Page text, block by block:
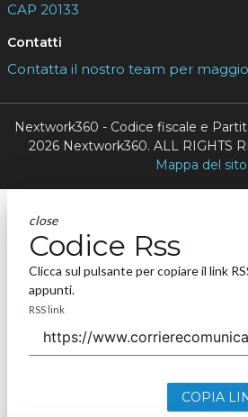
CAP 20133
Contatti
Contatta il nostro team per
Nextwork360 - Codice fiscale e
2026 Nextwork360. ALL RIGHTS
Mappa del sito
close
Codice Rss
Clicca sul pulsante per copiare il link
appunti.
RSS link
COPIA